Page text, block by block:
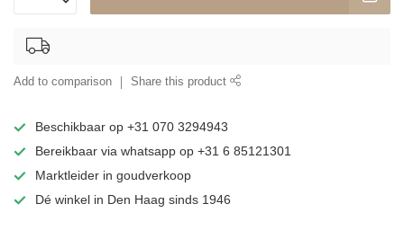
Add to comparison Share this product
Beschikbaar op +31 070 3294943
Bereikbaar via whatsapp op +31 6 85121301
Marktleider in goudverkoop
Dé winkel in Den Haag sinds 1946